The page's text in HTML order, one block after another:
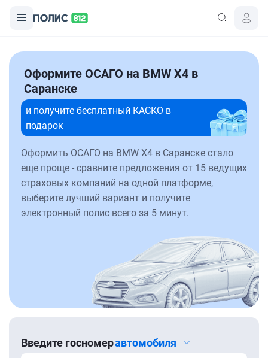
Оформите ОСАГО на BMW X4 в
Саранске
и получите бесплатный КАСКО в
подарок
Оформить ОСАГО на BMW X4 в Саранске стало
еще проще - сравните предложения от 15 ведущих
страховых компаний на одной платформе,
выберите лучший вариант и получите
электронный полис всего за 5 минут.
Введите госномеравтомобиля